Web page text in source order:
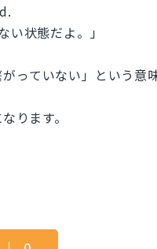
い状態だよ。」
ていない」という意味
ります。